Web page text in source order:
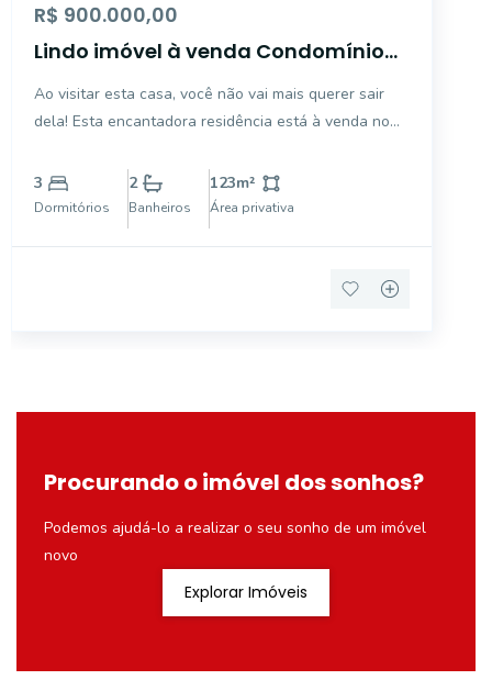
R$ 900.000,00
Lindo imóvel à venda Condomínio
Ao visitar esta casa, você não vai mais querer sair
dela! Esta encantadora residência está à venda no
avenida Mogi Mirim, que possui vários comércios e
serviços essenciais para o dia a dia. Ao entrar na
3
Dormitórios
2
Banheiros
123m²
Área privativa
Procurando o imóvel dos sonhos?
Podemos ajudá-lo a realizar o seu sonho de um imóvel
novo
Explorar Imóveis